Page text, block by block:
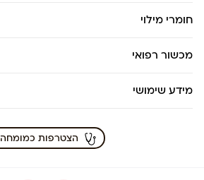
חומרי מילוי
מכשור רפואי
מידע שימושי
הצטרפות כמומחה